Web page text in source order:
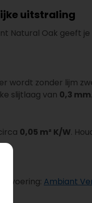
uitstraling
Natural Oak geeft
wordt zonder lijm
slijtlaag van 0,3 mm.
0,05 m² K/W.
Ambiant